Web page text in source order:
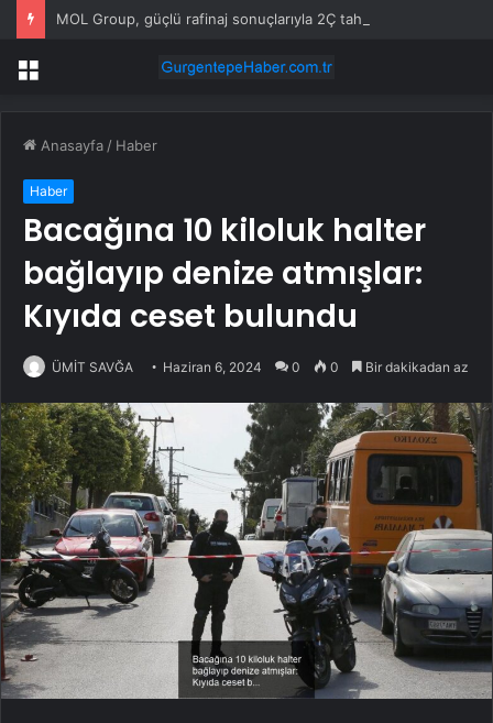
MOL Group, güçlü rafinaj sonuçlarıyla 2Ç tahminlerini aştı
Menü
Anasayfa / Haber
Haber
Bacağına 10 kiloluk halter
bağlayıp denize atmışlar:
Kıyıda ceset bulundu
ÜMİT SAVĞA Haziran 6, 2024 0 0 Bir dakikadan az